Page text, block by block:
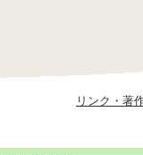
リンク・著